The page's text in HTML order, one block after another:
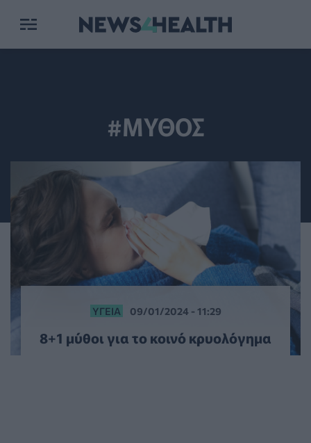
#ΜΥΘΟΣ
ΥΓΕΊΑ 09/01/2024 - 11:29
8+1 μύθοι για το κοινό κρυολόγημα